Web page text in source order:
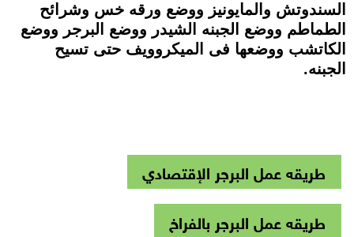
السندوتش والمايونيز ووضع ورقه خس وشرائح
الطماطم ووضع الجبنه الشيدر ووضع البرجر ووضع
الكاتشب ووضعها فى الميكروويف حتى تسيح
الجبنه.
طريقه عمل البرجر الإقتصادي
طريقه عمل البرجر بالفراخ